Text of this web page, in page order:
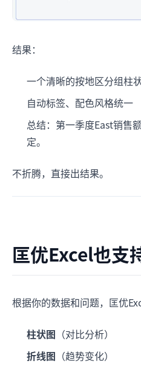
结果：
一个清晰的按地区分组柱
自动标签、配色风格统一
总结：第一季度East销售
定。
不折腾，直接出结果。
匡优Excel也支
根据你的数据和问题，匡优
柱状图 （对比分析）
折线图 （趋势变化）